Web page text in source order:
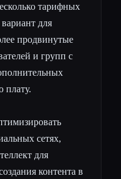
тарифных
для
продвинутые
и групп с
плату.
сетях,
для
контента в